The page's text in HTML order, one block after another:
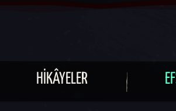
HIKÂYELER